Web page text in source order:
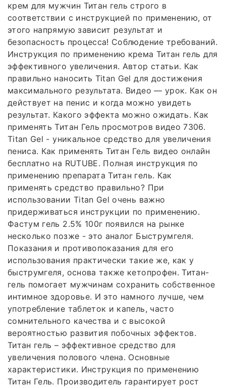
крем для мужчин Титан гель строго в
соответствии с инструкцией по применению, от
этого напрямую зависит результат и
безопасность процесса! Соблюдение требований.
Инструкция по применению крема Титан гель для
эффективного увеличения. Автор статьи. Как
правильно наносить Titan Gel для достижения
максимального результата. Видео — урок. Как он
действует на пенис и когда можно увидеть
результат. Какого эффекта можно ожидать. Как
применять Титан Гель просмотров видео 7306.
Titan Gel - уникальное средство для увеличения
пениса. Как применять Титан Гель видео онлайн
бесплатно на RUTUBE. Полная инструкция по
применению препарата Титан гель. Как
применять средство правильно? При
использовании Titan Gel очень важно
придерживаться инструкции по применению.
Фастум гель 2.5% 100г появился на рынке
несколько позже - это аналог Быструмгеля.
Показания и противопоказания для его
использования практически такие же, как у
быструмгеля, основа также кетопрофен. Титан-
гель помогает мужчинам сохранить собственное
интимное здоровье. И это намного лучше, чем
употребление таблеток и капель, часто
сомнительного качества и с высокой
вероятностью развития побочных эффектов.
Титан гель – эффективное средство для
увеличения полового члена. Основные
характеристики. Инструкция по применению
Титан Гель. Производитель гарантирует рост